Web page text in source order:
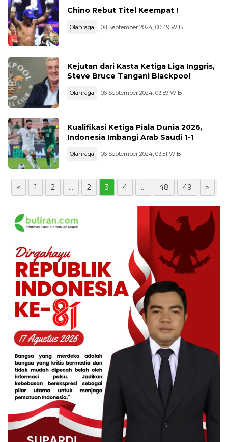
Chino Rebut Titel Keempat !
Olahraga 08 September 2024, 00:49 WIB
Kejutan dari Kasta Ketiga Liga Inggris,
Steve Bruce Tangani Blackpool
Olahraga 06 September 2024, 03:59 WIB
Kualifikasi Ketiga Piala Dunia 2026,
Indonesia Imbangi Arab Saudi 1-1
Olahraga 06 September 2024, 03:51 WIB
« 1 2 ... 2 3 4 ... 48 49 »